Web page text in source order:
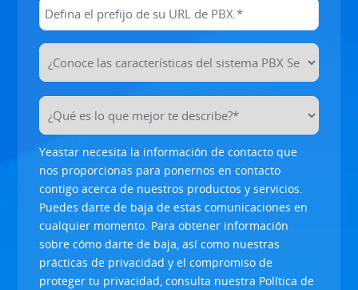
Yeastar necesita la información de contacto que
nos proporcionas para ponernos en contacto
contigo acerca de nuestros productos y servicios.
Puedes darte de baja de estas comunicaciones en
cualquier momento. Para obtener información
sobre cómo darte de baja, así como nuestras
prácticas de privacidad y el compromiso de
proteger tu privacidad, consulta nuestra Política de